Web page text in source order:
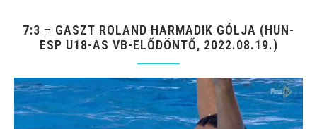
7:3 – GASZT ROLAND HARMADIK GÓLJA (HUN-
ESP U18-AS VB-ELŐDÖNTŐ, 2022.08.19.)